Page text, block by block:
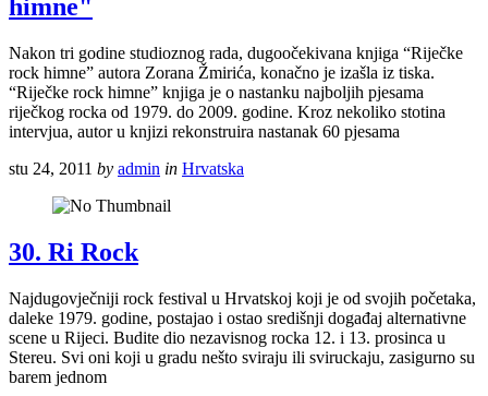
himne"
Nakon tri godine studioznog rada, dugoočekivana knjiga “Riječke
rock himne” autora Zorana Žmirića, konačno je izašla iz tiska.
“Riječke rock himne” knjiga je o nastanku najboljih pjesama
riječkog rocka od 1979. do 2009. godine. Kroz nekoliko stotina
intervjua, autor u knjizi rekonstruira nastanak 60 pjesama
stu 24, 2011 by admin in Hrvatska
30. Ri Rock
Najdugovječniji rock festival u Hrvatskoj koji je od svojih početaka,
daleke 1979. godine, postajao i ostao središnji događaj alternativne
scene u Rijeci. Budite dio nezavisnog rocka 12. i 13. prosinca u
Stereu. Svi oni koji u gradu nešto sviraju ili sviruckaju, zasigurno su
barem jednom